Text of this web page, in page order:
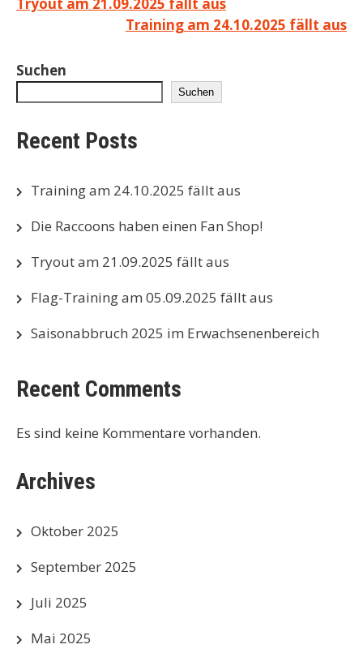
Beitragsnavigation
Training am 24.10.2025 fällt aus
Suchen
Suchen
Recent Posts
Training am 24.10.2025 fällt aus
Die Raccoons haben einen Fan Shop!
Tryout am 21.09.2025 fällt aus
Flag-Training am 05.09.2025 fällt aus
Saisonabbruch 2025 im Erwachsenenbereich
Recent Comments
Es sind keine Kommentare vorhanden.
Archives
Oktober 2025
September 2025
Juli 2025
Mai 2025